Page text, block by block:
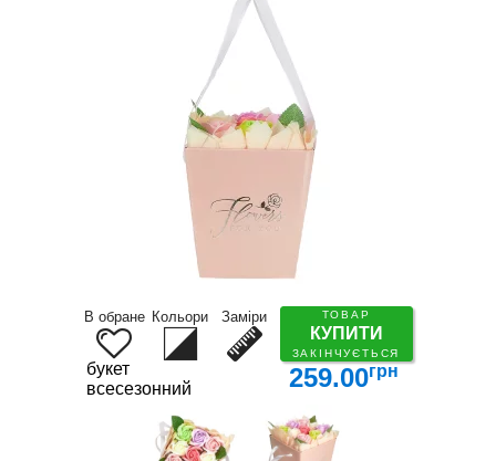
В обране Кольори Заміри ТОВАР
КУПИТИ
ЗАКІНЧУЄТЬСЯ
букет
всесезонний
259.00грн